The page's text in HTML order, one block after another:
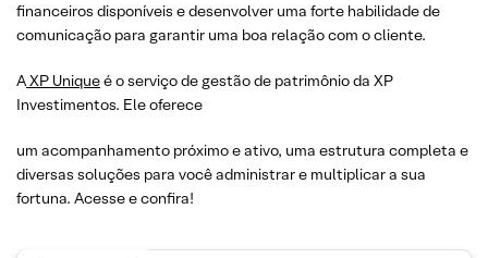
financeiros disponíveis e desenvolver uma forte habilidade de
comunicação para garantir uma boa relação com o cliente.
AXP Uniqueé o serviço de gestão de patrimônio da XP
Investimentos. Ele oferece
um acompanhamento próximo e ativo, uma estrutura completa e
diversas soluções para você administrar e multiplicar a sua
fortuna. Acesse e confira!